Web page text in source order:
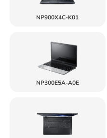
NP900X4C-K01
NP300E5A-A0E